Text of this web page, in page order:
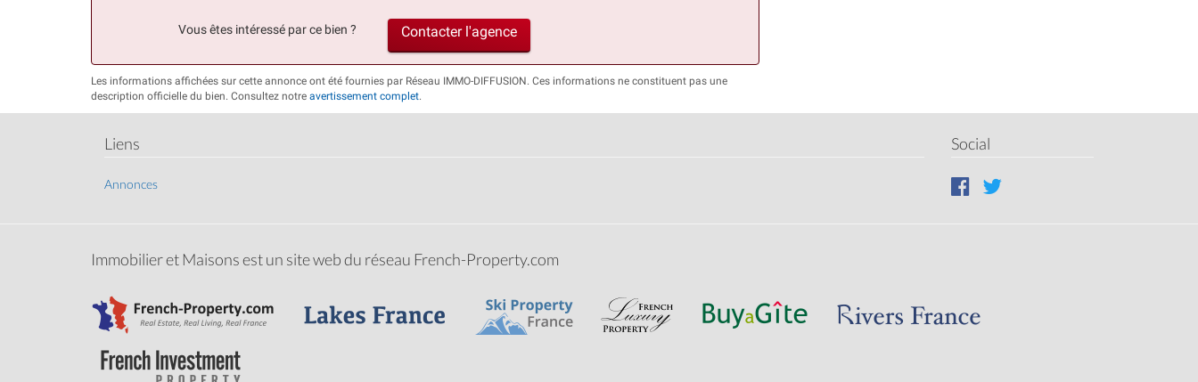
Vous êtes intéressé par ce bien ? Contacter l'agence
Les informations affichées sur cette annonce ont été fournies par Réseau IMMO-DIFFUSION. Ces informations ne constituent pas une
description officielle du bien. Consultez notre avertissement complet
Liens
Annonces
Social
Immobilier et Maisons est un site web du réseau French-Property.com